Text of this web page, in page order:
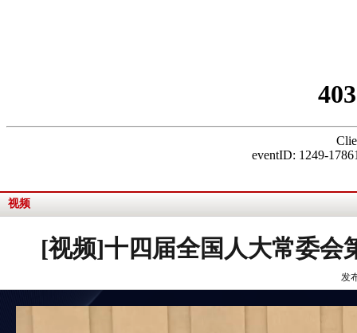
视频
[视频]十四届全国人大常委会
发